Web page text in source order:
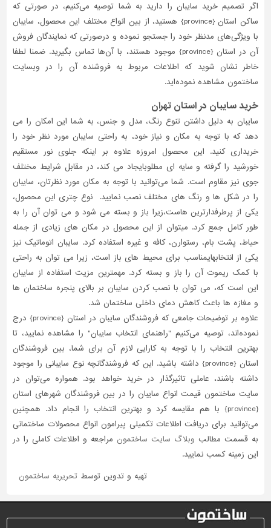
اگر تصمیم خرید سایبان را دارید به شما توصیه می‌کنیم، در صورتی که
ساکن استان {province} هستید، از بین انواع مختلف این محصول، سایبان
با ویژگی‌های مدنظر خود را جستجو نموده و درصورتی‌ که نمایندگان فروش
آن در استان {province} موجود هستند، با آن‌ها تماس بگیرید. ضمنا لطفا
خاطر نشان شوید که اطلاعات مربوط به فروشنده آن را در وبسایت
ساختمون مشاهده نموده‌اید.
خرید سایبان در استان تهران
سایبان به دلیل داشتن تنوع رنگ، مدل و جنس، به شما این امکان را می
دهد که با توجه به مکان و نیاز خود، به راحتی سایبان مورد نظر خود را
خریداری کنید. این محصول امروزه علاوه بر اینکه جلوی نور مستقیم
خورشید را گرفته و سایه ای مطلوبایجاد می کند، در مقابل شرایط مختلف
جوی نیز مقاوم است. شما می‌توانید با توجه به مکان مورد نظرتان، سایبان
را در شکل ها و رنگ های مختلف نصب نمایید. نوع چتری این محصول،
یکی از پر‌طرفدارترین هاست،زیرا باز و بسته می شود و می توان آن را به
طور کامل جمع کرد. میتوان از این محصول در مکان های زیادی از جمله
حیاط، پشت بام، رستوارن، کافه و غیره استفاده کرد. سایبان اتوماتیک نیز
یکی از انتخابهایمناسب برای محیط های باز است، زیرا می توان به راحتی
با کمک ریموت آن را باز و بسته کرد. مهمترین مزیت استفاده از سایبان
این است که، می توان با نصب کردن سایبان بر بالای پنجره ساختمان ها
و مغازه ها باعث کاهش دمای داخلی ساختمان شد.
علاوه بر توضیحات جامعی که فروشندگان سایبان در استان {province} درج
نموده‌اند، توصیه می‌کنیم "راهنمای انتخاب سایبان" را مشاهده نمایید، تا
بهترین انتخاب را با توجه به کارایی لازم آن برای شما، بین فروشندگان
استان {province} داشته باشید. این که فروشندگانچه نوع سایبانی را موجود
داشته باشند، عاملی تاثیر‌گذار در خرید خواهد بود. همواره می‌توان در
سایت ساختمون قیمت انواع سایبان را در بین فروشندگان شهرهای استان
{
province} با هم مقایسه کرد و بهترین انتخاب را انجام داد. همچنین
می‌توانید برای دریافت اطلاعات تکمیلی پیرامون انواع محصولات ساختمانی
به قسمت مطالب وبلاگ سایت ساختمون مراجعه و اطلاعات کاملی را در
این زمینه کسب نمایید.
تهیه و تدوین توسط تحریریه ساختمون